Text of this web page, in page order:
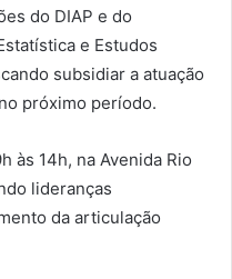
do DIAP e do
e Estudos
subsidiar a atuação
próximo período.
às 14h, na Avenida Rio
lideranças
da articulação